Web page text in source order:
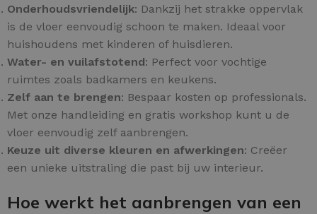
Onderhoudsvriendelijk: Dankzij het strakke oppervlak
is de vloer eenvoudig schoon te maken. Ideaal voor
huishoudens met kinderen of huisdieren.
Water- en vuilafstotend: Perfect voor vochtige
ruimtes zoals badkamers en keukens.
Zelf aan te brengen: Bespaar kosten op professionals.
Met onze handleiding en gratis workshop kunt u de
vloer eenvoudig zelf aanbrengen.
Keuze uit diverse kleuren en afwerkingen: Creëer
een unieke uitstraling die past bij uw interieur.
Hoe werkt het aanbrengen van een